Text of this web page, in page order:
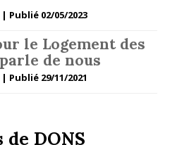
Publié 02/05/2023
le Logement des
de nous
Publié 29/11/2021
de DONS